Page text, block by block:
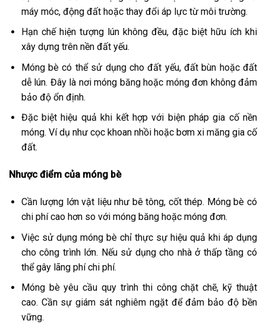
máy móc, động đất hoặc thay đổi áp lực từ môi trường.
Hạn chế hiện tượng lún không đều, đặc biệt hữu ích khi
xây dựng trên nền đất yếu.
Móng bè có thể sử dụng cho đất yếu, đất bùn hoặc đất
dễ lún. Đây là nơi móng băng hoặc móng đơn không đảm
bảo độ ổn định.
Đặc biệt hiệu quả khi kết hợp với biện pháp gia cố nền
móng. Ví dụ như cọc khoan nhồi hoặc bơm xi măng gia cố
đất.
Nhược điểm của móng bè
Cần lượng lớn vật liệu như bê tông, cốt thép. Móng bè có
chi phí cao hơn so với móng băng hoặc móng đơn.
Việc sử dụng móng bè chỉ thực sự hiệu quả khi áp dụng
cho công trình lớn. Nếu sử dụng cho nhà ở thấp tầng có
thể gây lãng phí chi phí.
Móng bè yêu cầu quy trình thi công chặt chẽ, kỹ thuật
cao. Cần sự giám sát nghiêm ngặt để đảm bảo độ bền
vững.